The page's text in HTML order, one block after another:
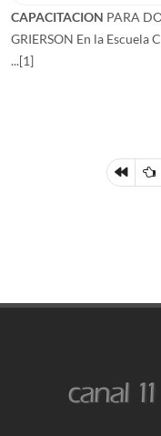
CAPACITACION PARA
GRIERSON En la Escuela
...[1]